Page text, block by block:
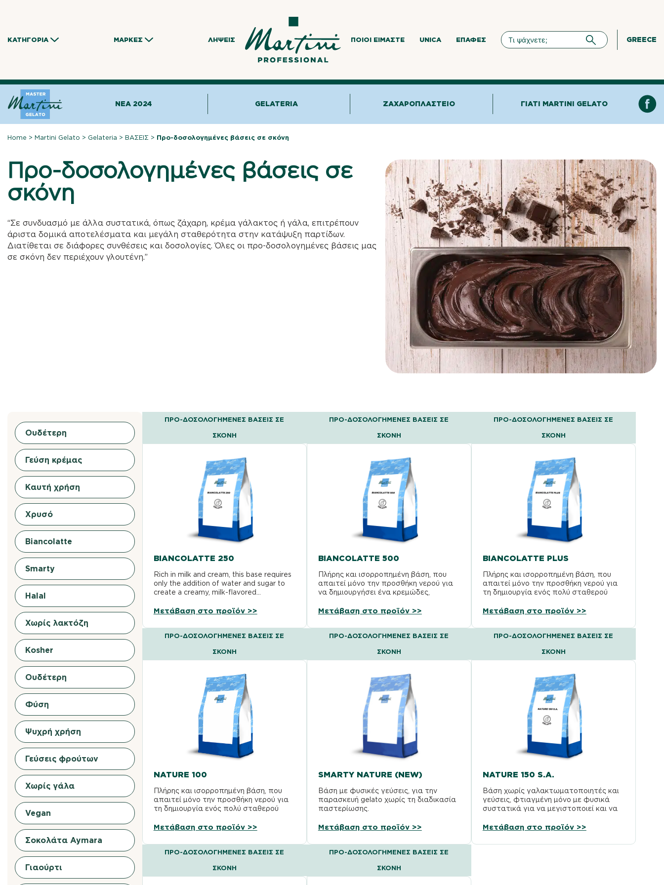
ΚΑΤΗΓΟΡΊΑ ΜΆΡΚΕΣ ΛΉΨΕΙΣ ΠΟΙΟΙ ΕΊΜΑΣΤΕ UNICA ΕΠΑΦΈΣ GREECE
NEA 2024 GELATERIA ΖΑΧΑΡΟΠΛΑΣΤΕΊΟ ΓΙΑΤΊ MARTINI GELATO
Home >Martini Gelato > Gelateria >ΒΑΣΕΙΣ > Προ-δοσολογημένες βάσεις σε σκόνη
Προ-δοσολογημένες βάσεις σε
σκόνη
“Σε συνδυασμό με άλλα συστατικά, όπως ζάχαρη, κρέμα γάλακτος ή γάλα, επιτρέπουν
άριστα δομικά αποτελέσματα και μεγάλη σταθερότητα στην κατάψυξη παρτίδων.
Διατίθεται σε διάφορες συνθέσεις και δοσολογίες. Όλες οι προ-δοσολογημένες βάσεις μας
σε σκόνη δεν περιέχουν γλουτένη.”
Ουδέτερη
Γεύση κρέμας
Καυτή χρήση
Χρυσό
Biancolatte
Smarty
Halal
Χωρίς λακτόζη
Kosher
Ουδέτερη
Φύση
Ψυχρή χρήση
Γεύσεις φρούτων
Χωρίς γάλα
Vegan
Σοκολάτα Aymara
Γιαούρτι
ΠΡΟ-ΔΟΣΟΛΟΓΗΜΈΝΕΣ ΒΆΣΕΙΣ ΣΕ
ΣΚΌΝΗ
BIANCOLATTE 250
Rich in milk and cream, this base requires
only the addition of water and sugar to
create a creamy, milk-flavored…
Μετάβαση στο προϊόν >>
ΠΡΟ-ΔΟΣΟΛΟΓΗΜΈΝΕΣ ΒΆΣΕΙΣ ΣΕ
ΣΚΌΝΗ
BIANCOLATTE 500
Πλήρης και ισορροπημένη βάση, που
απαιτεί μόνο την προσθήκη νερού για
να δημιουργήσει ένα κρεμώδες,
υπερπήδηση….
Μετάβαση στο προϊόν >>
ΠΡΟ-ΔΟΣΟΛΟΓΗΜΈΝΕΣ ΒΆΣΕΙΣ ΣΕ
ΣΚΌΝΗ
BIANCOLATTE PLUS
Πλήρης και ισορροπημένη βάση, που
απαιτεί μόνο την προσθήκη νερού για
τη δημιουργία ενός πολύ σταθερού
Μετάβαση στο προϊόν >>
ΠΡΟ-ΔΟΣΟΛΟΓΗΜΈΝΕΣ ΒΆΣΕΙΣ ΣΕ
ΣΚΌΝΗ
NATURE 100
Πλήρης και ισορροπημένη βάση, που
απαιτεί μόνο την προσθήκη νερού για
τη δημιουργία ενός πολύ σταθερού
Μετάβαση στο προϊόν >>
ΠΡΟ-ΔΟΣΟΛΟΓΗΜΈΝΕΣ ΒΆΣΕΙΣ ΣΕ
ΣΚΌΝΗ
SMARTY NATURE (NEW)
Βάση με φυσικές γεύσεις, για την
παρασκευή gelato χωρίς τη διαδικασία
παστερίωσης.
Μετάβαση στο προϊόν >>
ΠΡΟ-ΔΟΣΟΛΟΓΗΜΈΝΕΣ ΒΆΣΕΙΣ ΣΕ
ΣΚΌΝΗ
NATURE 150 S.A.
Βάση χωρίς γαλακτωματοποιητές και
γεύσεις, φτιαγμένη μόνο με φυσικά
συστατικά για να μεγιστοποιεί και να
Μετάβαση στο προϊόν >>
ΠΡΟ-ΔΟΣΟΛΟΓΗΜΈΝΕΣ ΒΆΣΕΙΣ ΣΕ
ΣΚΌΝΗ
ΠΡΟ-ΔΟΣΟΛΟΓΗΜΈΝΕΣ ΒΆΣΕΙΣ ΣΕ
ΣΚΌΝΗ